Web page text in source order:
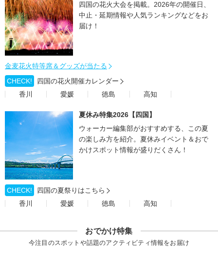
四国の花火大会を掲載。2026年の開催日、
中止・延期情報や人気ランキングなどをお
届け！
金麦花火特等席＆グッズが当たる
CHECK!
四国の花火開催カレンダー
香川
愛媛 徳島 高知
夏休み特集2026【四国】
ウォーカー編集部がおすすめする、この夏
の楽しみ方を紹介。夏休みイベント＆おで
かけスポット情報が盛りだくさん！
CHECK!
四国の夏祭りはこちら
香川
愛媛 徳島 高知
おでかけ特集
今注目のスポットや話題のアクティビティ情報をお届け